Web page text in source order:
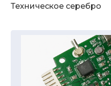
Техническое серебро